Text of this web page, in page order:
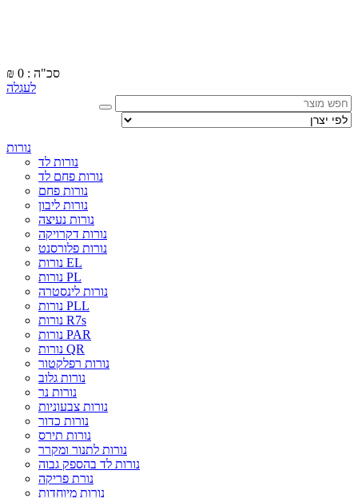
₪
סכ"ה : 0
לעגלה
נורות
נורות לד
נורות פחם לד
נורות פחם
נורות ליבון
נורות נעיצה
נורות דקרויקה
נורות פלורסנט
נורות EL
נורות PL
נורות לינסטרה
נורות PLL
נורות R7s
נורות PAR
נורות QR
נורות רפלקטור
נורות גלוב
נורות נר
נורות צבעוניות
נורות כדור
נורות תירס
נורות לתנור ומקרר
נורות לד בהספק גבוה
נורת פריקה
נורות מיוחדות